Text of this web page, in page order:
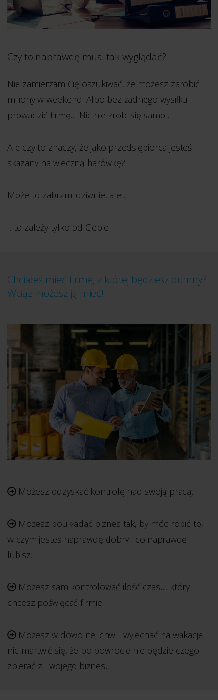
Czy to naprawdę musi tak wyglądać?
Nie zamierzam Cię oszukiwać, że możesz zarobić
miliony w weekend. Albo bez żadnego wysiłku
prowadzić firmę… Nic nie zrobi się samo…
Ale czy to znaczy, że jako przedsiębiorca jesteś
skazany na wieczną harówkę?
Może to zabrzmi dziwnie, ale…
…to zależy tylko od Ciebie.
Chciałeś mieć firmę, z której będziesz dumny?
Wciąż możesz ją mieć!
Możesz odzyskać kontrolę nad swoją pracą.
Możesz poukładać biznes tak, by móc robić to,
w czym jesteś naprawdę dobry i co naprawdę
lubisz.
Możesz sam kontrolować ilość czasu, który
chcesz poświęcać firmie.
Możesz w dowolnej chwili wyjechać na wakacje i
nie martwić się, że po powrocie nie będzie czego
zbierać z Twojego biznesu!